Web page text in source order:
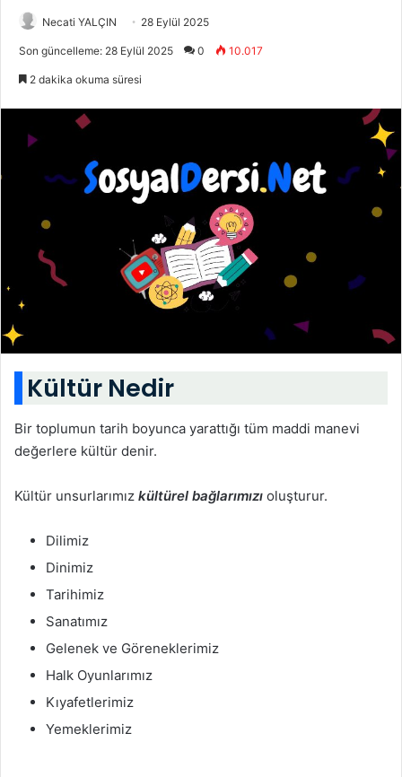
Necati YALÇIN 28 Eylül 2025
Son güncelleme: 28 Eylül 2025 0 10.017
2 dakika okuma süresi
Kültür Nedir
Bir toplumun tarih boyunca yarattığı tüm maddi manevi
değerlere kültür denir.
Kültür unsurlarımız kültürel bağlarımızı oluşturur.
Dilimiz
Dinimiz
Tarihimiz
Sanatımız
Gelenek ve Göreneklerimiz
Halk Oyunlarımız
Kıyafetlerimiz
Yemeklerimiz